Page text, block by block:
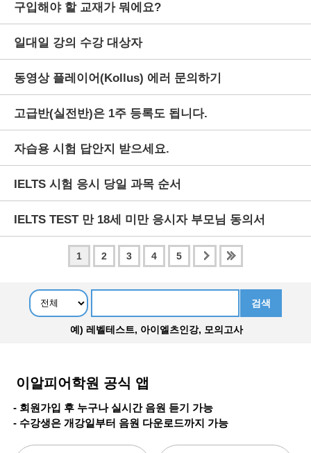
구입해야 할 교재가 뭐에요?
일대일 강의 수강 대상자
동영상 플레이어(Kollus) 에러 문의하기
고급반(실전반)은 1주 등록도 됩니다.
자습용 시험 답안지 받으세요.
IELTS 시험 응시 당일 과목 순서
IELTS TEST 만 18세 미만 응시자 부모님 동의서
1 2 3 4 5
예) 레벨테스트, 아이엘츠인강, 모의고사
이알피어학원 공식 앱
- 회원가입 후 누구나 실시간 음원 듣기 가능
- 수강생은 개강일부터 음원 다운로드까지 가능